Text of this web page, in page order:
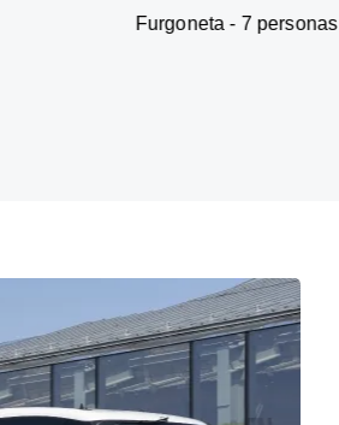
Furgoneta - 7 personas